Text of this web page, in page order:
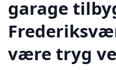
garage
være tryg